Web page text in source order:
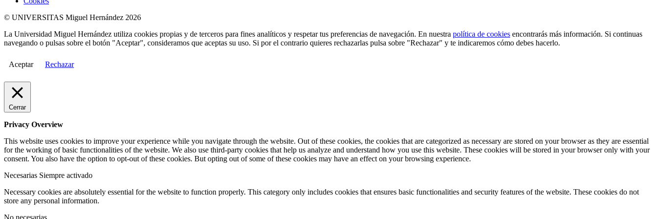
© UNIVERSITAS Miguel Hernández 2026
La Universidad Miguel Hernández utiliza cookies propias y de terceros para fines analíticos y respetar tus preferencias de navegación. En nuestra política de cookies encontrarás más información. Si continuas
navegando o pulsas sobre el botón "Aceptar", consideramos que aceptas su uso. Si por el contrario quieres rechazarlas pulsa sobre "Rechazar" y te indicaremos cómo debes hacerlo.
Aceptar Rechazar
Cerrar
Privacy Overview
This website uses cookies to improve your experience while you navigate through the website. Out of these cookies, the cookies that are categorized as necessary are stored on your browser as they are essential
for the working of basic functionalities of the website. We also use third-party cookies that help us analyze and understand how you use this website. These cookies will be stored in your browser only with your
consent. You also have the option to opt-out of these cookies. But opting out of some of these cookies may have an effect on your browsing experience.
Necesarias Siempre activado
Necessary cookies are absolutely essential for the website to function properly. This category only includes cookies that ensures basic functionalities and security features of the website. These cookies do not
store any personal information.